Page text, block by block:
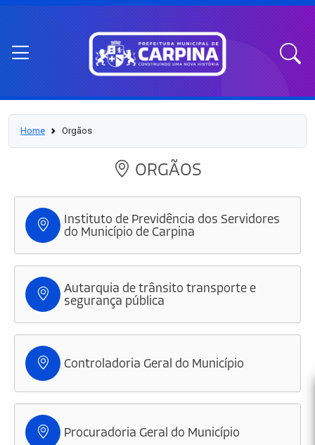
Home Orgãos
ORGÃOS
Instituto de Previdência dos Servidores
do Município de Carpina
Autarquia de trânsito transporte e
segurança pública
Controladoria Geral do Município
Procuradoria Geral do Município